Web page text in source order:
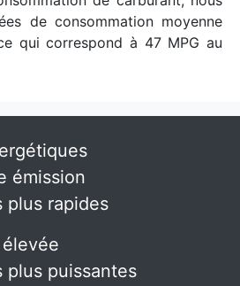
de consommation moyenne
qui correspond à 47 MPG au
émission
plus rapides
plus puissantes